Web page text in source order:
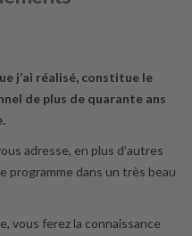
j’ai réalisé, constitue le
de plus de quarante ans
adresse, en plus d’autres
programme dans un très beau
vous ferez la connaissance